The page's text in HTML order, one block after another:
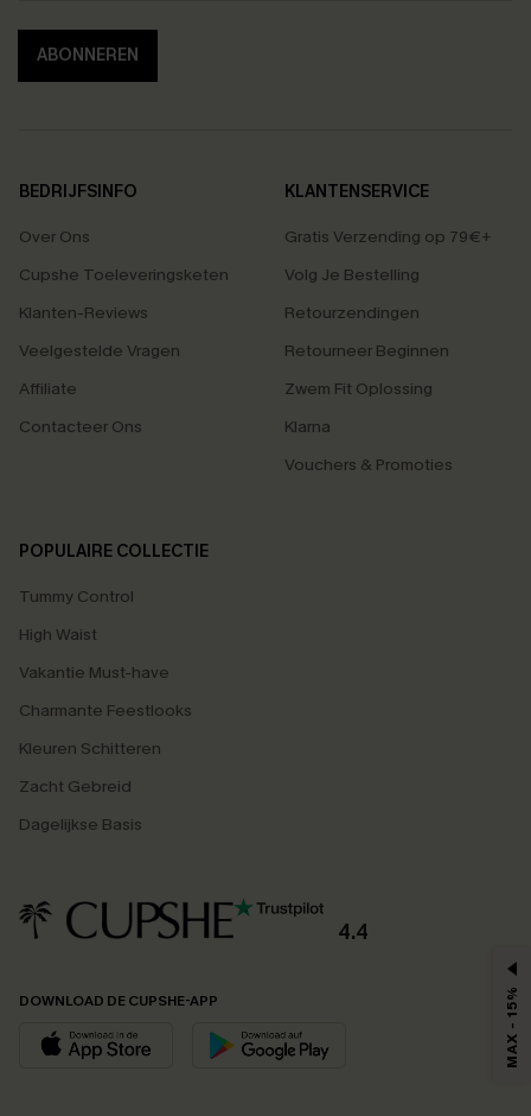
ABONNEREN
BEDRIJFSINFO
Over Ons
Cupshe Toeleveringsketen
Klanten-Reviews
Veelgestelde Vragen
Affiliate
Contacteer Ons
KLANTENSERVICE
Gratis Verzending op 79€+
Volg Je Bestelling
Retourzendingen
Retourneer Beginnen
Zwem Fit Oplossing
Klarna
Vouchers & Promoties
POPULAIRE COLLECTIE
Tummy Control
High Waist
Vakantie Must-have
Charmante Feestlooks
Kleuren Schitteren
Zacht Gebreid
Dagelijkse Basis
4.4
DOWNLOAD DE CUPSHE-APP MAX - 15%